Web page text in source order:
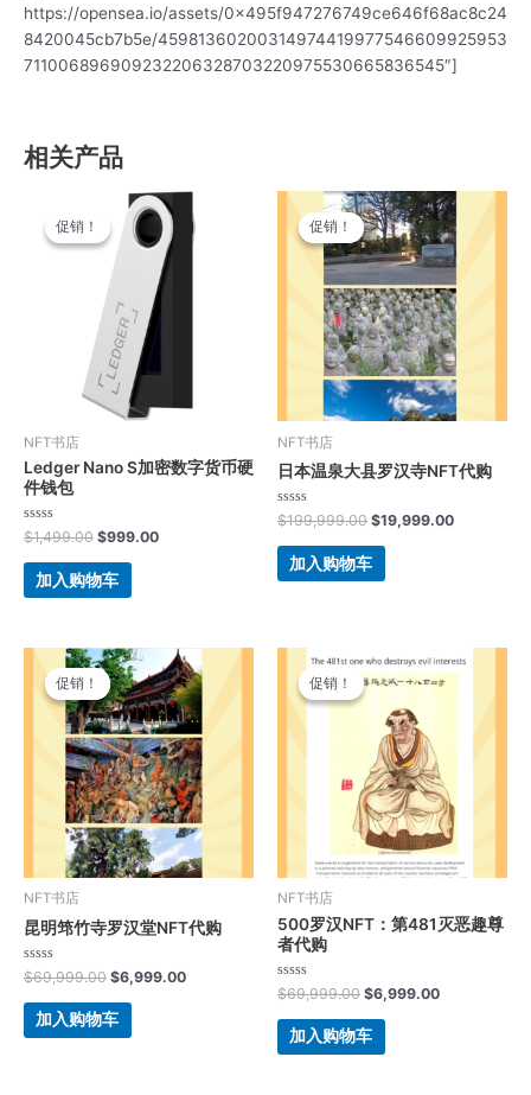
https://opensea.io/assets/0x495f947276749ce646f68ac8c24
8420045cb7b5e/45981360200314974419977546609925953
711006896909232206328703220975530665836545″]
相关产品
促销！
促销！
NFT书店
Ledger Nano S加密数字货币硬
件钱包
评
分
0
&sol;
$1,499.00
为：
$1,499.00。
$999.00
当
前
价
格
为：
$999.00。
加入购物车
促销！
促销！
NFT书店
日本温泉大县罗汉寺NFT代购
评
分
0
&sol;
$199,999.00
原
价
为：
$199,999.00。
$19,999.00
当
前
价
格
为：
加入购物车
促销！
促销！
NFT书店
昆明筇竹寺罗汉堂NFT代购
评
分
0
&sol;
$69,999.00
原
价
为：
$69,999.00。
$6,999.00
当
前
价
格
为：
$6,999.00。
加入购物车
促销！
促销！
NFT书店
500罗汉NFT：第481灭恶趣尊
者代购
评
分
0
&sol;
$69,999.00
原
价
为：
$69,999.00。
$6,999.00
当
前
价
加入购物车